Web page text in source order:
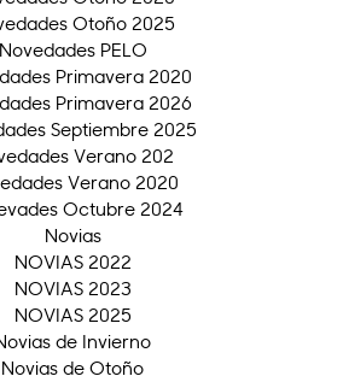
Otoño 2025
Novedades PELO
Primavera 2020
Primavera 2026
Septiembre 2025
Verano 202
Verano 2020
Octubre 2024
Novias
NOVIAS 2022
NOVIAS 2023
NOVIAS 2025
de Invierno
Novias de Otoño